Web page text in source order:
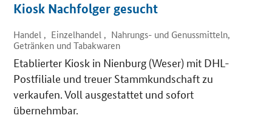
Kiosk Nachfolger gesucht
Handel , Einzelhandel , Nahrungs- und Genussmitteln,
Getränken und Tabakwaren
Etablierter Kiosk in Nienburg (Weser) mit DHL-
Postfiliale und treuer Stammkundschaft zu
verkaufen. Voll ausgestattet und sofort
übernehmbar.